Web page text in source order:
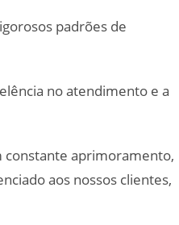
padrões de
no atendimento e a
constante aprimoramento,
aos nossos clientes,